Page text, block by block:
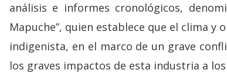
análisis e informes cronológicos,
Mapuche”, quien establece que el clima y
indigenista, en el marco de un grave
los graves impactos de esta industria a